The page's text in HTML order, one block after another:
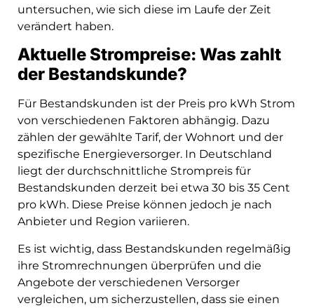
untersuchen, wie sich diese im Laufe der Zeit
verändert haben.
Aktuelle Strompreise: Was zahlt
der Bestandskunde?
Für Bestandskunden ist der Preis pro kWh Strom
von verschiedenen Faktoren abhängig. Dazu
zählen der gewählte Tarif, der Wohnort und der
spezifische Energieversorger. In Deutschland
liegt der durchschnittliche Strompreis für
Bestandskunden derzeit bei etwa 30 bis 35 Cent
pro kWh. Diese Preise können jedoch je nach
Anbieter und Region variieren.
Es ist wichtig, dass Bestandskunden regelmäßig
ihre Stromrechnungen überprüfen und die
Angebote der verschiedenen Versorger
vergleichen, um sicherzustellen, dass sie einen